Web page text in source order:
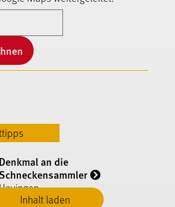
Inhalt laden
Denkmal an die
Schneckensammler